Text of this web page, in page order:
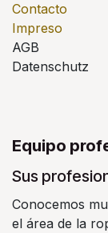
Contacto
Impreso
AGB
Datenschutz
Equipo
Sus
Conocemos
el área de la